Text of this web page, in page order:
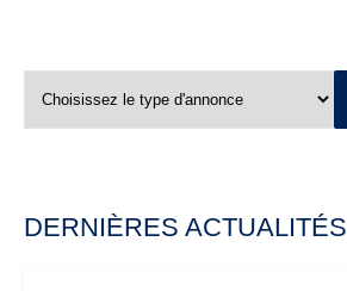
DERNIÈRES ACTUALITÉS